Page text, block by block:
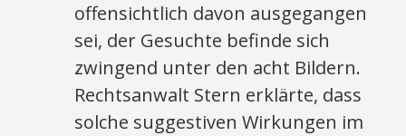
offensichtlich davon ausgegangen
sei, der Gesuchte befinde sich
zwingend unter den acht Bildern.
Rechtsanwalt Stern erklärte, dass
solche suggestiven Wirkungen im